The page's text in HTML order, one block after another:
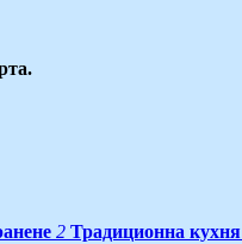
2 Традиционна кухня